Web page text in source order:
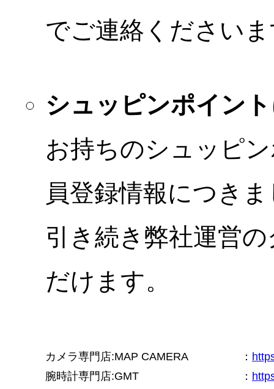
でご連絡ください
シュッピンポイン
お持ちのシュッピ
員登録情報につき
引き続き弊社運営
だけます。
カメラ専門店:MAP CAMERA ：
腕時計専門店:GMT
：